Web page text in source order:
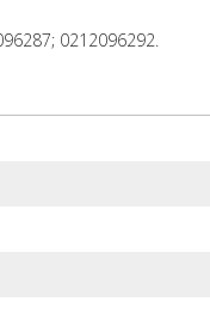
0212096292.